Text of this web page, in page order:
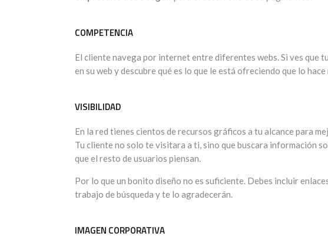
COMPETENCIA
El cliente navega por internet entre diferentes webs. Si ves que
en su web y descubre qué es lo que le está ofreciendo que lo
VISIBILIDAD
En la red tienes cientos de recursos gráficos a tu alcance para
Tu cliente no solo te visitara a ti, sino que buscara información
que el resto de usuarios piensan.
Por lo que un bonito diseño no es suficiente. Debes incluir
trabajo de búsqueda y te lo agradecerán.
IMAGEN CORPORATIVA